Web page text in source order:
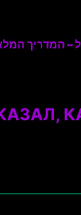
– המדריך המלא